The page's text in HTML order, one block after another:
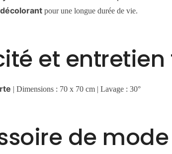
pour une longue durée de vie.
et
| Dimensions : 70 x 70 cm | Lavage : 30°
de